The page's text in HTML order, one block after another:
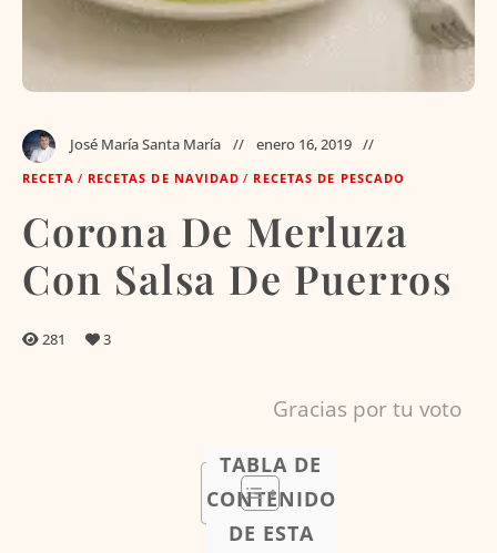
José María Santa María enero 16, 2019
RECETA / RECETAS DE NAVIDAD / RECETAS DE PESCADO
Corona De Merluza
Con Salsa De Puerros
281 3
Gracias por tu voto
TABLA DE
CONTENIDO
DE ESTA